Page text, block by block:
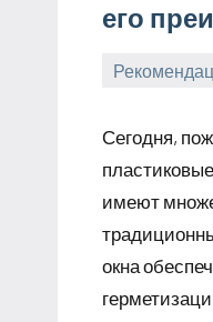
его
molokovostro
Сегодня,
имеют
окна